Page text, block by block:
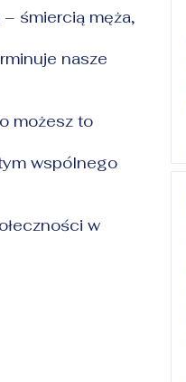
śmiercią męża,
nasze
możesz to
wspólnego
w